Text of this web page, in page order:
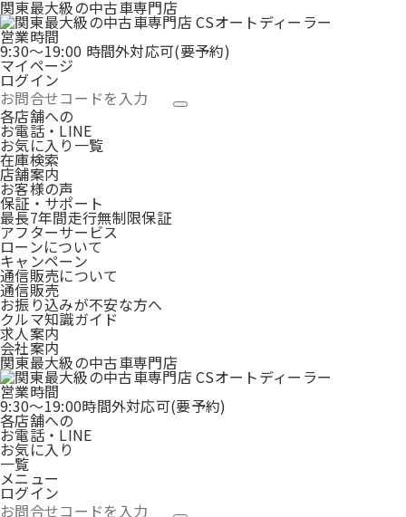
関東最大級の中古車専門店
営業時間
9:30〜19:00 時間外対応可(要予約)
マイページ
ログイン
各店舗への
お電話・LINE
お気に入り一覧
在庫検索
店舗案内
お客様の声
保証・サポート
最長7年間走行無制限保証
アフターサービス
ローンについて
キャンペーン
通信販売について
通信販売
お振り込みが不安な方へ
クルマ知識ガイド
求人案内
会社案内
関東最大級の中古車専門店
営業時間
9:30〜19:00時間外対応可(要予約)
各店舗への
お電話・LINE
お気に入り
一覧
メニュー
ログイン